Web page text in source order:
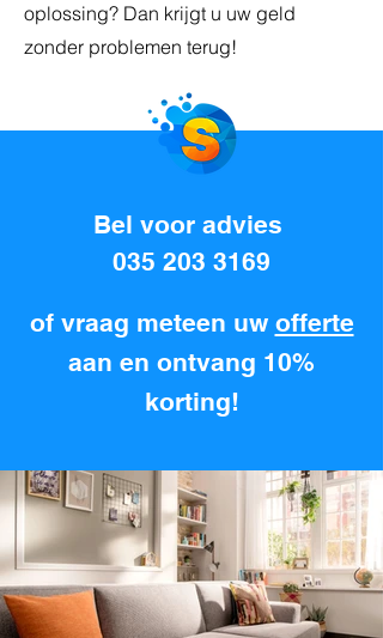
oplossing? Dan krijgt u uw geld
zonder problemen terug!
Bel voor advies
035 203 3169
of vraag meteen uw offerte
aan en ontvang 10%
korting!